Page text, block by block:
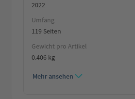
2022
Umfang
119 Seiten
Gewicht pro Artikel
0.406 kg
Mehr ansehen